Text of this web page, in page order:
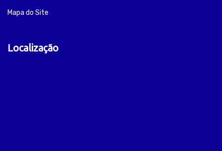
Mapa do Site
Localização